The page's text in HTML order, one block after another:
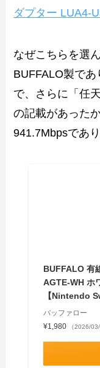
ダプター LUA4-
なぜこちらを選
BUFFALO製で
で、さらに「任
の記載があった
941.7Mbpsであ
BUFFALO 有
AGTE-WH ホ
【Nintendo
バッファロー
¥1,980
（2026/